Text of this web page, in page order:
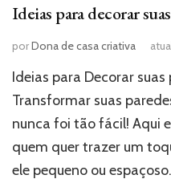
Ideias para decorar
porDona de casa criativa
Ideias para Decorar
Transformar suas
nunca foi tão fácil! Aqui
quem quer trazer um
ele pequeno ou